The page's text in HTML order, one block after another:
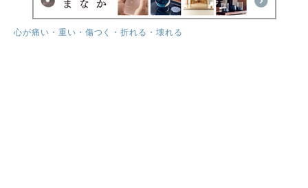
心が痛い・重い・傷つく・折れる・壊れる